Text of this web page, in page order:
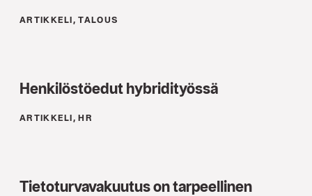
ARTIKKELI, TALOUS
Henkilöstöedut hybridityössä
ARTIKKELI, HR
Tietoturvavakuutus on tarpeellinen